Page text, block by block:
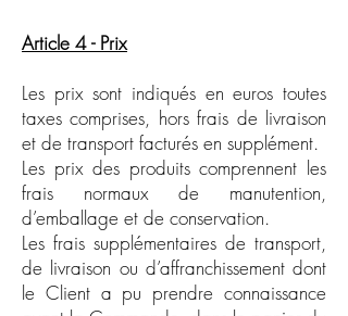
Article 4 - Prix
Les prix sont indiqués en euros toutes
taxes comprises, hors frais de livraison
et de transport facturés en supplément.
Les prix des produits comprennent les
frais normaux de manutention,
d’emballage et de conservation.
Les frais supplémentaires de transport,
de livraison ou d’affranchissement dont
le Client a pu prendre connaissance